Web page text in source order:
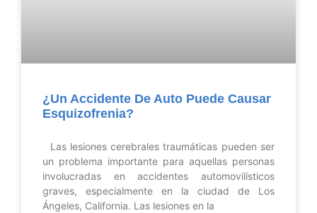
¿Un Accidente De Auto Puede Causar
Esquizofrenia?
Las lesiones cerebrales traumáticas pueden ser
un problema importante para aquellas personas
involucradas en accidentes automovilísticos
graves, especialmente en la ciudad de Los
Ángeles, California. Las lesiones en la